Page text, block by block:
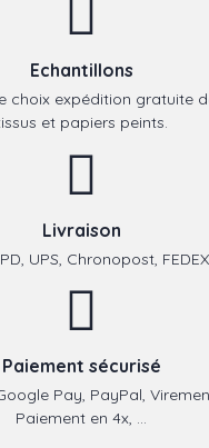
Echantillons
choix expédition gratuite
et papiers peints.
Livraison
UPS, Chronopost,
Paiement sécurisé
Pay, PayPal,
Paiement en 4x, ...